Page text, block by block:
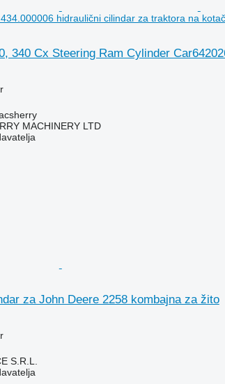
hidraulični cilindar za traktora na
340 Cx Steering Ram Cylinder
MACHINERY LTD
za John Deere 2258 kombajna za žito
S.R.L.